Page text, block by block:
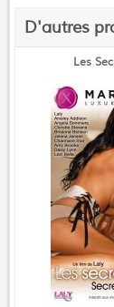
D'autres
Les